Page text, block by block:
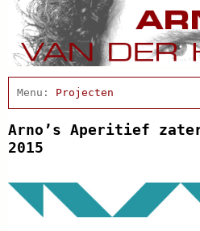
Home
Afscheidsbijeenkomst
Condoleance
Actueel
Arno Schrijft
Discografie
Projecten
Schnabbel en babbel
Arno’s Aperitief
2015